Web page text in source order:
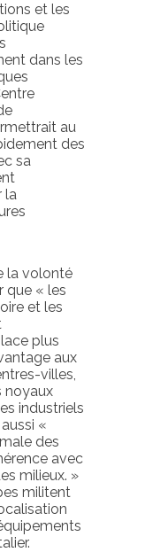
et les
dans les
au
des
sa
la
la volonté
que « les
et les
plus
aux
villes,
noyaux
industriels
«
des
avec
milieux. »
militent